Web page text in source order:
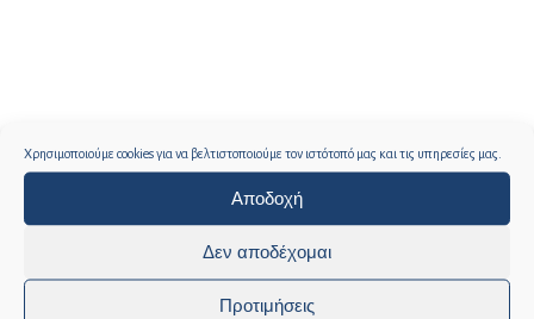
Χρησιμοποιούμε cookies για να βελτιστοποιούμε τον ιστότοπό μας και τις υπηρεσίες μας.
Αποδοχή
Δεν αποδέχομαι
Προτιμήσεις